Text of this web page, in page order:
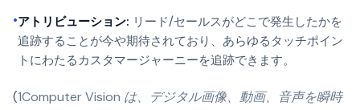
•アトリビューション: リード/セールスがどこで発生したかを
追跡することが今や期待されており、あらゆるタッチポイン
トにわたるカスタマージャーニーを追跡できます。
(1Computer Vision は、デジタル画像、動画、音声を瞬時